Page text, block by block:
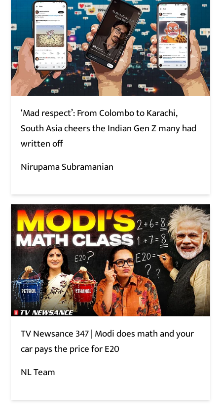
‘Mad respect’: From Colombo to Karachi,
South Asia cheers the Indian Gen Z many had
written off
Nirupama Subramanian
TV Newsance 347 | Modi does math and your
car pays the price for E20
NL Team